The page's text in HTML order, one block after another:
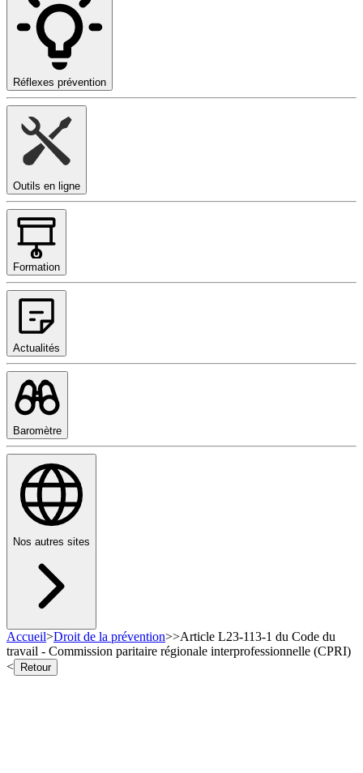
Réflexes prévention
Outils en ligne
Formation
Actualités
Baromètre
Nos autres sites
Accueil>Droit de la prévention>>Article L23-113-1 du Code du
travail - Commission paritaire régionale interprofessionnelle (CPRI)
<
Retour